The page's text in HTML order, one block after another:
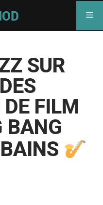
SUR
FILM
BANG